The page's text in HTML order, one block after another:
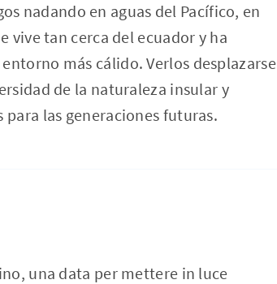
nadando en aguas del Pacífico, en
vive tan cerca del ecuador y ha
más cálido. Verlos desplazarse
de la naturaleza insular y
las generaciones futuras.
una data per mettere in luce